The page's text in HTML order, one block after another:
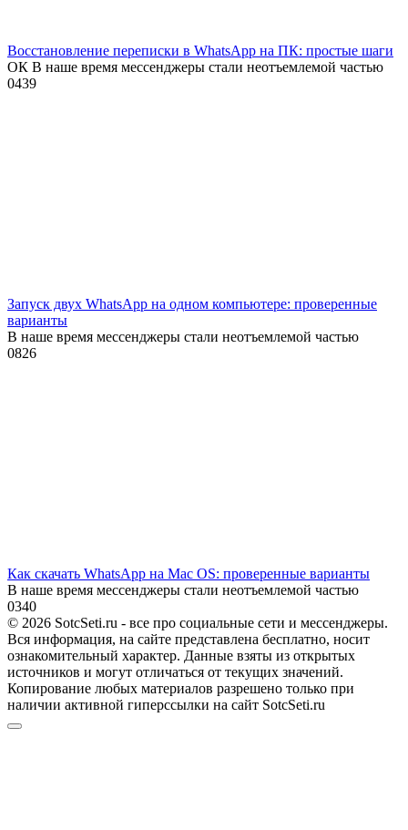
Восстановление переписки в WhatsApp на ПК: простые шаги
ОК В наше время мессенджеры стали неотъемлемой частью
0439
Запуск двух WhatsApp на одном компьютере: проверенные
варианты
В наше время мессенджеры стали неотъемлемой частью
0826
Как скачать WhatsApp на Mac OS: проверенные варианты
В наше время мессенджеры стали неотъемлемой частью
0340
© 2026 SotcSeti.ru - все про социальные сети и мессенджеры.
Вся информация, на сайте представлена бесплатно, носит
ознакомительный характер. Данные взяты из открытых
источников и могут отличаться от текущих значений.
Копирование любых материалов разрешено только при
наличии активной гиперссылки на сайт SotcSeti.ru